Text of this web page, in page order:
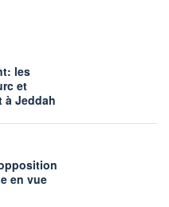
les
et
à Jeddah
en vue